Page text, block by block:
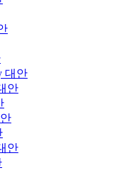
대안
안
안